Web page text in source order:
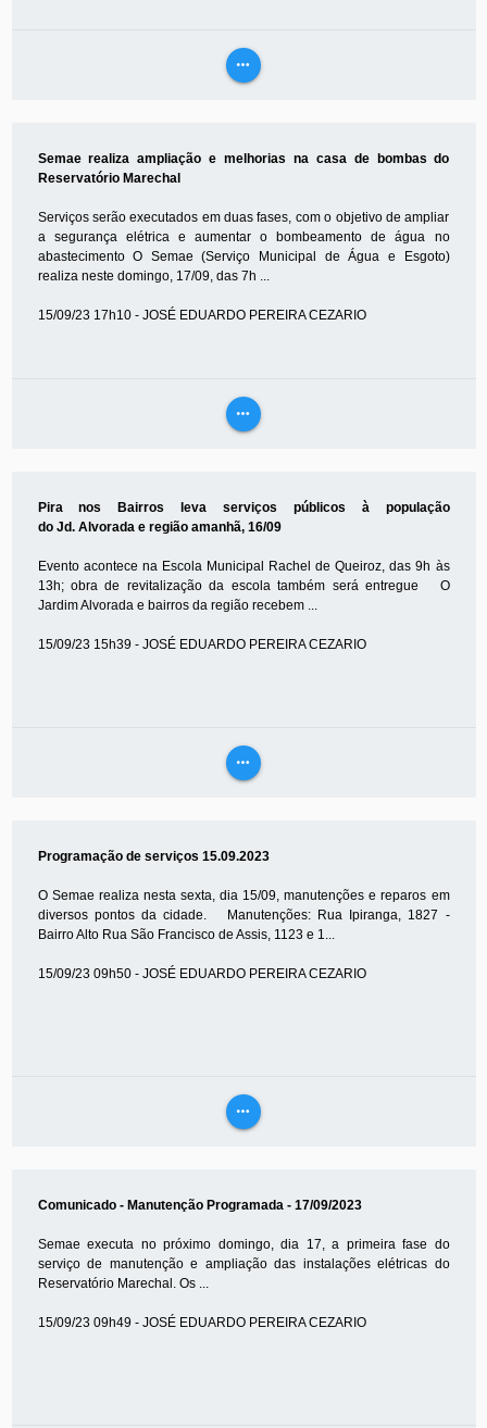
more_horiz
Semae realiza ampliação e melhorias na casa de bombas do
Reservatório Marechal
Serviços serão executados em duas fases, com o objetivo de ampliar
a segurança elétrica e aumentar o bombeamento de água no
abastecimento O Semae (Serviço Municipal de Água e Esgoto)
realiza neste domingo, 17/09, das 7h ...
15/09/23 17h10 - JOSÉ EDUARDO PEREIRA CEZARIO
more_horiz
Pira nos Bairros leva serviços públicos à população
do Jd. Alvorada e região amanhã, 16/09
Evento acontece na Escola Municipal Rachel de Queiroz, das 9h às
13h; obra de revitalização da escola também será entregue O
Jardim Alvorada e bairros da região recebem ...
15/09/23 15h39 - JOSÉ EDUARDO PEREIRA CEZARIO
more_horiz
Programação de serviços 15.09.2023
O Semae realiza nesta sexta, dia 15/09, manutenções e reparos em
diversos pontos da cidade. Manutenções: Rua Ipiranga, 1827 -
Bairro Alto Rua São Francisco de Assis, 1123 e 1...
15/09/23 09h50 - JOSÉ EDUARDO PEREIRA CEZARIO
more_horiz
Comunicado - Manutenção Programada - 17/09/2023
Semae executa no próximo domingo, dia 17, a primeira fase do
serviço de manutenção e ampliação das instalações elétricas do
Reservatório Marechal. Os ...
15/09/23 09h49 - JOSÉ EDUARDO PEREIRA CEZARIO